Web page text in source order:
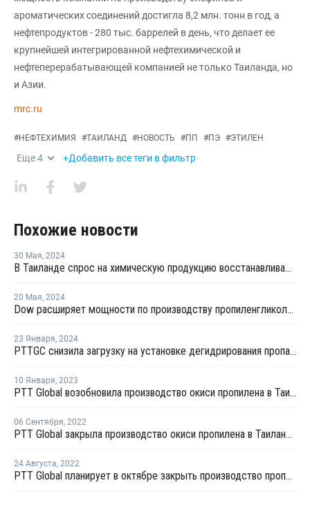
ароматических соединений достигла 8,2 млн. тонн в год, а
нефтепродуктов - 280 тыс. баррелей в день, что делает ее
крупнейшей интегрированной нефтехимической и
нефтеперерабатывающей компанией не только Таиланда, но
и Азии.
mrc.ru
#НЕФТЕХИМИЯ #ТАИЛАНД #НОВОСТЬ #ПП #ПЭ #ЭТИЛЕН
Еще4 +Добавить все теги в фильтр
Похожие новости
30 Мая, 2024
В Таиланде спрос на химическую продукцию восстанавливается после сложного 2023 года
20 Мая, 2024
Dow расширяет мощности по производству пропиленгликоля в Таиланде
23 Января, 2024
PTTGC снизила загрузку на установке дегидрирования пропана в Таиланде
10 Января, 2023
PTT Global возобновила производство окиси пропилена в Таиланде после ремонта
06 Сентября, 2022
PTT Global закрыла производство окиси пропилена в Таиланде на ремонт
24 Августа, 2022
PTT Global планирует в октябре закрыть производство пропилена в Таиланде на ремонт